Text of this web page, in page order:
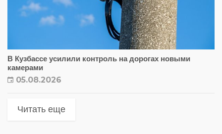
В Кузбассе усилили контроль на дорогах новыми
камерами
05.08.2026
Читать еще